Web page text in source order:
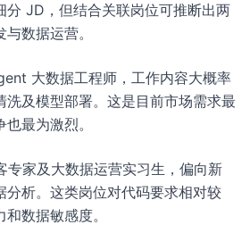
分 JD，但结合关联岗位可推断出两
数据运营。
大数据工程师，工作内容大概率
洗及模型部署。这是目前市场需求最
最为激烈。
专家及大数据运营实习生，偏向新
分析。这类岗位对代码要求相对较
数据敏感度。